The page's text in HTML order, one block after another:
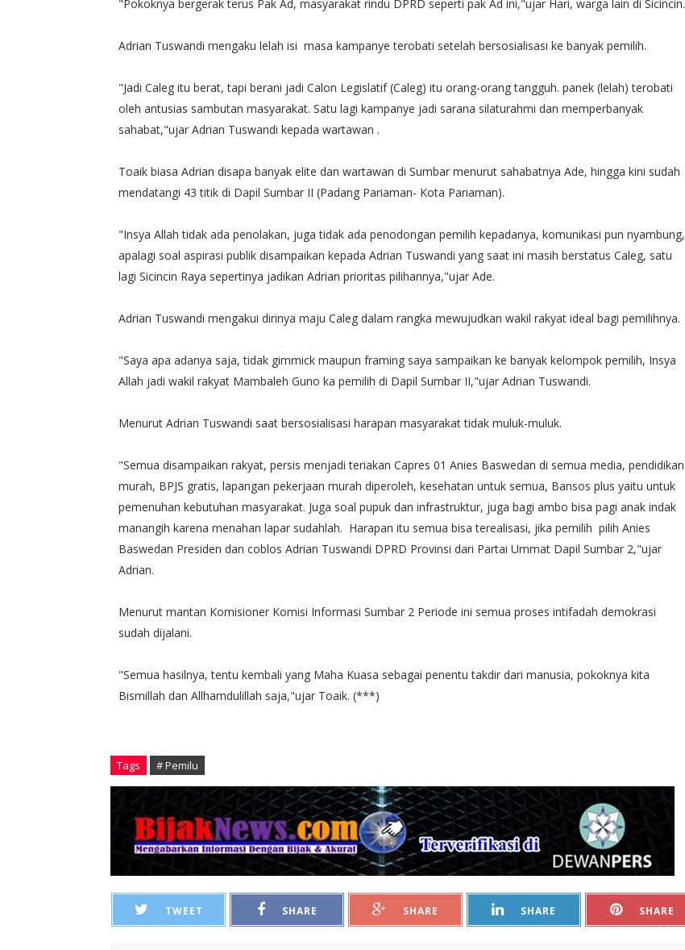
"Pokoknya bergerak terus Pak Ad, masyarakat rindu DPRD seperti pak Ad ini,"ujar Hari, warga lain di Sicincin.
Adrian Tuswandi mengaku lelah isi masa kampanye terobati setelah bersosialisasi ke banyak pemilih.
"Jadi Caleg itu berat, tapi berani jadi Calon Legislatif (Caleg) itu orang-orang tangguh. panek (lelah) terobati
oleh antusias sambutan masyarakat. Satu lagi kampanye jadi sarana silaturahmi dan memperbanyak
sahabat,"ujar Adrian Tuswandi kepada wartawan .
Toaik biasa Adrian disapa banyak elite dan wartawan di Sumbar menurut sahabatnya Ade, hingga kini sudah
mendatangi 43 titik di Dapil Sumbar II (Padang Pariaman- Kota Pariaman).
"Insya Allah tidak ada penolakan, juga tidak ada penodongan pemilih kepadanya, komunikasi pun nyambung,
apalagi soal aspirasi publik disampaikan kepada Adrian Tuswandi yang saat ini masih berstatus Caleg, satu
lagi Sicincin Raya sepertinya jadikan Adrian prioritas pilihannya,"ujar Ade.
Adrian Tuswandi mengakui dirinya maju Caleg dalam rangka mewujudkan wakil rakyat ideal bagi pemilihnya.
"Saya apa adanya saja, tidak gimmick maupun framing saya sampaikan ke banyak kelompok pemilih, Insya
Allah jadi wakil rakyat Mambaleh Guno ka pemilih di Dapil Sumbar II,"ujar Adrian Tuswandi.
Menurut Adrian Tuswandi saat bersosialisasi harapan masyarakat tidak muluk-muluk.
"Semua disampaikan rakyat, persis menjadi teriakan Capres 01 Anies Baswedan di semua media, pendidikan
murah, BPJS gratis, lapangan pekerjaan murah diperoleh, kesehatan untuk semua, Bansos plus yaitu untuk
pemenuhan kebutuhan masyarakat. Juga soal pupuk dan infrastruktur, juga bagi ambo bisa pagi anak indak
manangih karena menahan lapar sudahlah. Harapan itu semua bisa terealisasi, jika pemilih pilih Anies
Baswedan Presiden dan coblos Adrian Tuswandi DPRD Provinsi dari Partai Ummat Dapil Sumbar 2,"ujar
Adrian.
Menurut mantan Komisioner Komisi Informasi Sumbar 2 Periode ini semua proses intifadah demokrasi
sudah dijalani.
"Semua hasilnya, tentu kembali yang Maha Kuasa sebagai penentu takdir dari manusia, pokoknya kita
Bismillah dan Allhamdulillah saja,"ujar Toaik. (***)
Tags # Pemilu
TWEET SHARE SHARE SHARE SHARE